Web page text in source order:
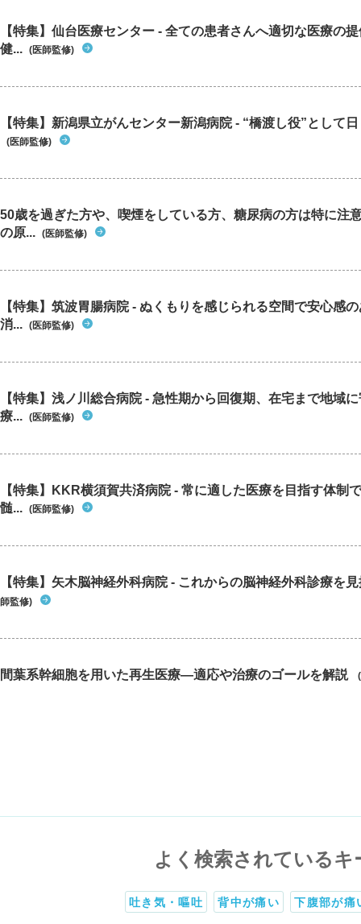
【特集】仙台医療センター - 全ての患者さんへ適切な医療の
健... (医師監修)
【特集】新潟県立がんセンター新潟病院 - “橋渡し役”として
(医師監修)
50歳を過ぎた方や、喫煙をしている方、糖尿病の方は特に注
の原... (医師監修)
【特集】筑波胃腸病院 - ぬくもりを感じられる空間で安心感
消... (医師監修)
【特集】浅ノ川総合病院 - 急性期から回復期、在宅まで地域
療... (医師監修)
【特集】KKR横須賀共済病院 - 常に適した医療を目指す体制
髄... (医師監修)
【特集】矢木脳神経外科病院 - これからの脳神経外科診療を
師監修)
間葉系幹細胞を用いた再生医療―適応や治療のゴールを解説
よく検索されているキ
吐き気・嘔吐 背中が痛い 下腹部が痛